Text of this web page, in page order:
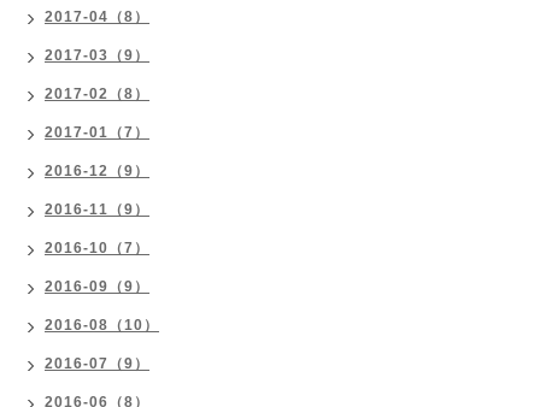
2017-04（8）
2017-03（9）
2017-02（8）
2017-01（7）
2016-12（9）
2016-11（9）
2016-10（7）
2016-09（9）
2016-08（10）
2016-07（9）
2016-06（8）